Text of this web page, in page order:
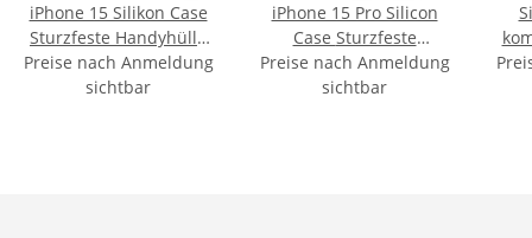
iPhone 15 Silikon Case
Sturzfeste Handyhülle
Transparent
Preise nach Anmeldung
sichtbar
iPhone 15 Pro Silicon
Case Sturzfeste
Handyhülle Schwarz
Preise nach Anmeldung
sichtbar
13